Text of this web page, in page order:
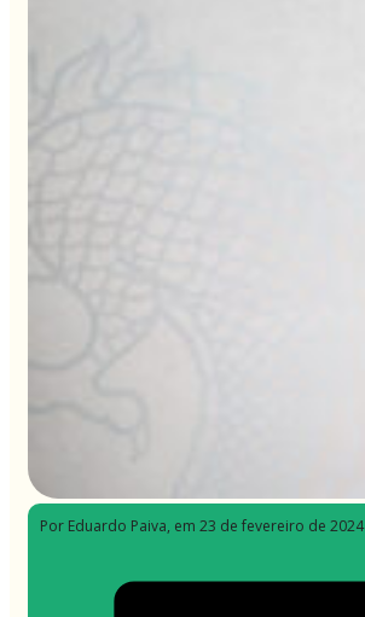
Por Eduardo Paiva, em 23 de fevereiro de 2024